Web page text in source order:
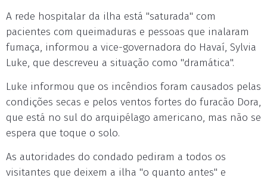
A rede hospitalar da ilha está "saturada" com
pacientes com queimaduras e pessoas que inalaram
fumaça, informou a vice-governadora do Havaí, Sylvia
Luke, que descreveu a situação como "dramática".
Luke informou que os incêndios foram causados pelas
condições secas e pelos ventos fortes do furacão Dora,
que está no sul do arquipélago americano, mas não se
espera que toque o solo.
As autoridades do condado pediram a todos os
visitantes que deixem a ilha "o quanto antes" e